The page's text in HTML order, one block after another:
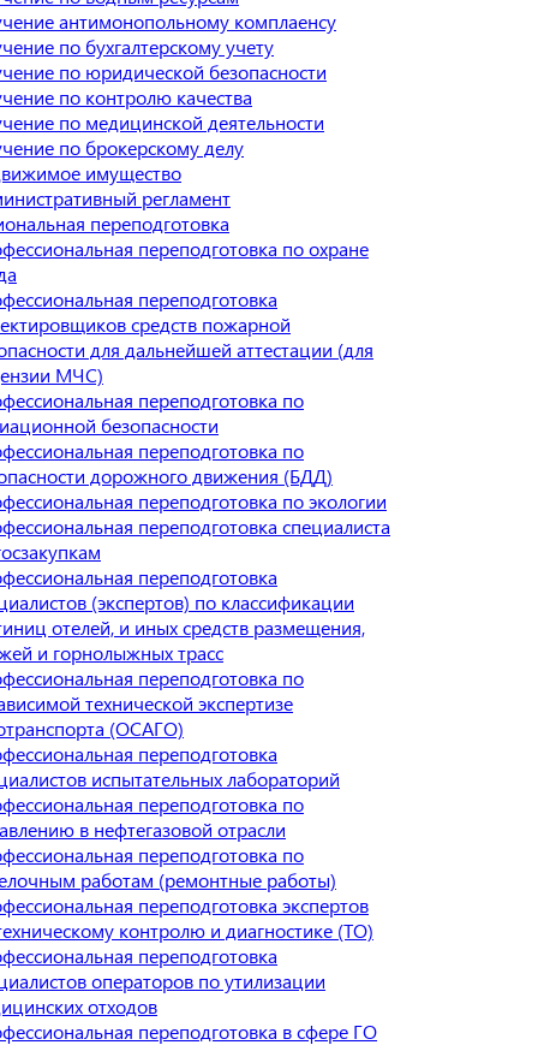
антимонопольному комплаенсу
по бухгалтерскому учету
по юридической безопасности
по контролю качества
по медицинской деятельности
по брокерскому делу
имущество
регламент
переподготовка
переподготовка по охране
переподготовка
средств пожарной
для дальнейшей аттестации (для
МЧС)
переподготовка по
безопасности
переподготовка по
дорожного движения (БДД)
переподготовка по экологии
переподготовка специалиста
переподготовка
(экспертов) по классификации
отелей, и иных средств размещения,
и горнолыжных трасс
переподготовка по
технической экспертизе
(ОСАГО)
переподготовка
испытательных лабораторий
переподготовка по
в нефтегазовой отрасли
переподготовка по
работам (ремонтные работы)
переподготовка экспертов
контролю и диагностике (ТО)
переподготовка
операторов по утилизации
отходов
переподготовка в сфере ГО